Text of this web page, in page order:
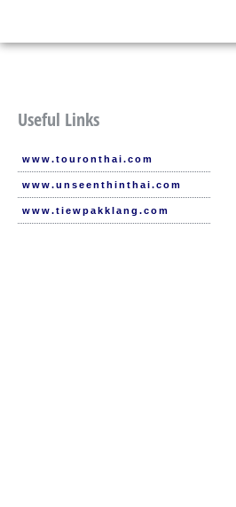
Useful Links
www.touronthai.com
www.unseenthinthai.com
www.tiewpakklang.com